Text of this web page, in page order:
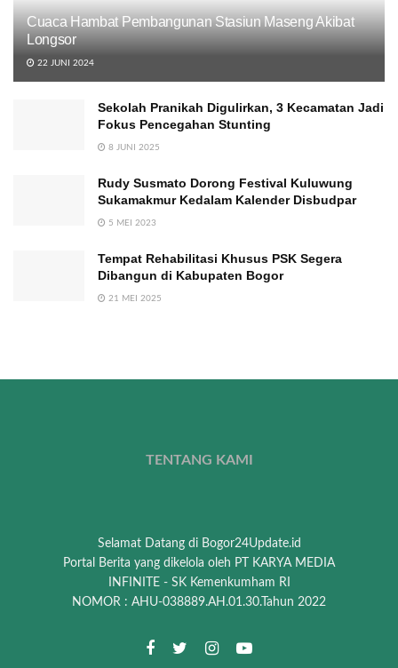
Cuaca Hambat Pembangunan Stasiun Maseng Akibat
Longsor
22 JUNI 2024
Sekolah Pranikah Digulirkan, 3 Kecamatan Jadi
Fokus Pencegahan Stunting
8 JUNI 2025
Rudy Susmato Dorong Festival Kuluwung
Sukamakmur Kedalam Kalender Disbudpar
5 MEI 2023
Tempat Rehabilitasi Khusus PSK Segera
Dibangun di Kabupaten Bogor
21 MEI 2025
TENTANG KAMI
Selamat Datang di Bogor24Update.id
Portal Berita yang dikelola oleh PT KARYA MEDIA
INFINITE - SK Kemenkumham RI
NOMOR : AHU-038889.AH.01.30.Tahun 2022